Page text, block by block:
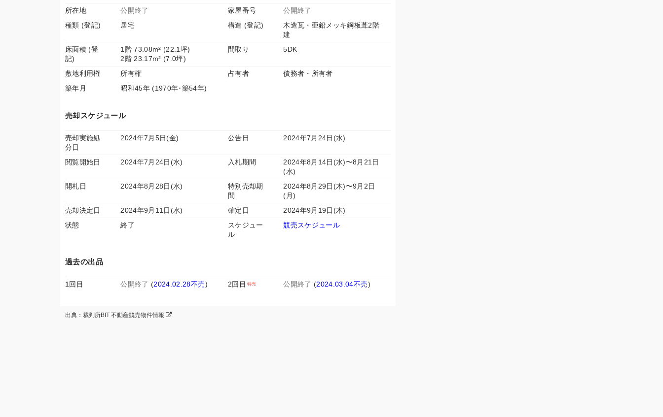
所在地
公開終了 家屋番号
公開終了
種類 (登記)
居宅 構造 (登記)
木造瓦・亜鉛メッキ鋼板葺2階
建
床面積 (登
記)
1階 73.08m² (22.1坪)
2階 23.17m² (7.0坪)
間取り 5DK
敷地利用権 所有権 占有者
債務者・所有者
築年月
昭和45年 (1970年･築54年)
売却スケジュール
売却実施処
分日
2024年7月5日(金) 公告日 2024年7月24日(水)
閲覧開始日 2024年7月24日(水) 入札期間
2024年8月14日(水)〜8月21日
(水)
開札日
2024年8月28日(水)
特別売却期
間
2024年8月29日(木)〜9月2日
(月)
売却決定日
2024年9月11日(水) 確定日
2024年9月19日(木)
状態
終了
スケジュー
ル
競売スケジュール
過去の出品
1回目 公開終了 (2024.02.28不売) 2回目 公開終了 (2024.03.04不売)
出典：裁判所BIT 不動産競売物件情報